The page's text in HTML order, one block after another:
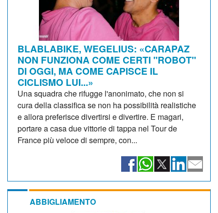
BLABLABIKE, WEGELIUS: «CARAPAZ
NON FUNZIONA COME CERTI "ROBOT"
DI OGGI, MA COME CAPISCE IL
CICLISMO LUI...»
Una squadra che rifugge l'anonimato, che non si
cura della classifica se non ha possibilità realistiche
e allora preferisce divertirsi e divertire. E magari,
portare a casa due vittorie di tappa nel Tour de
France più veloce di sempre, con...
ABBIGLIAMENTO